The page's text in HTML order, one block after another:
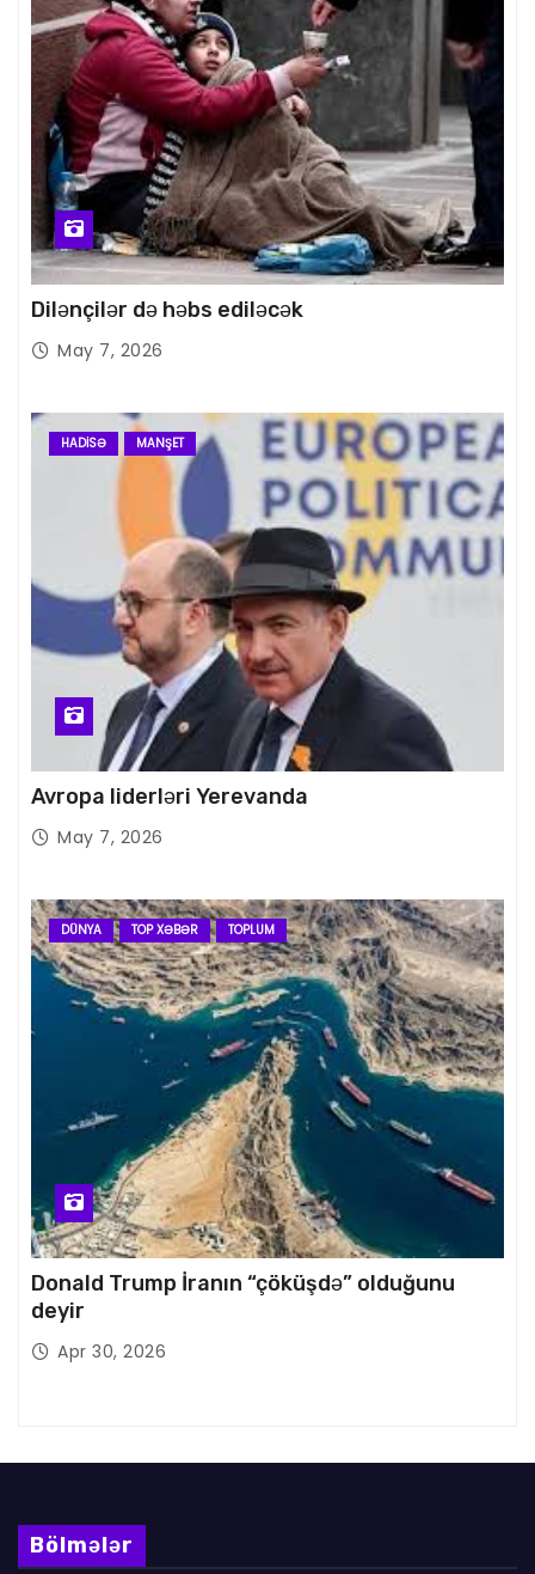
Dilənçilər də həbs ediləcək
May 7, 2026
HADISƏ MANŞET
Avropa liderləri Yerevanda
May 7, 2026
DÜNYA TOP XƏBƏR TOPLUM
Donald Trump İranın “çöküşdə” olduğunu
deyir
Apr 30, 2026
Bölmələr